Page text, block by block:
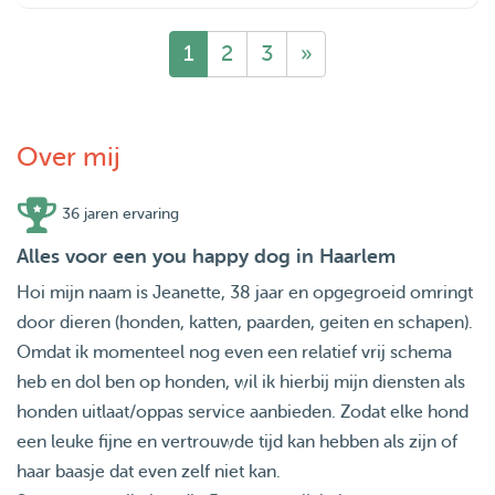
1 2 3 »
Over mij
36 jaren ervaring
Alles voor een you happy dog in Haarlem
Hoi mijn naam is Jeanette, 38 jaar en opgegroeid omringt
door dieren (honden, katten, paarden, geiten en schapen).
Omdat ik momenteel nog even een relatief vrij schema
heb en dol ben op honden, wil ik hierbij mijn diensten als
honden uitlaat/oppas service aanbieden. Zodat elke hond
een leuke fijne en vertrouwde tijd kan hebben als zijn of
haar baasje dat even zelf niet kan.